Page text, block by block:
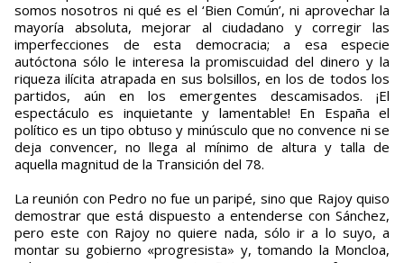
somos nosotros ni qué es el ‘Bien Común’, ni aprovechar la
mayoría absoluta, mejorar al ciudadano y corregir las
imperfecciones de esta democracia; a esa especie
autóctona sólo le interesa la promiscuidad del dinero y la
riqueza ilícita atrapada en sus bolsillos, en los de todos los
partidos, aún en los emergentes descamisados. ¡El
espectáculo es inquietante y lamentable! En España el
político es un tipo obtuso y minúsculo que no convence ni se
deja convencer, no llega al mínimo de altura y talla de
aquella magnitud de la Transición del 78.
La reunión con Pedro no fue un paripé, sino que Rajoy quiso
demostrar que está dispuesto a entenderse con Sánchez,
pero este con Rajoy no quiere nada, sólo ir a lo suyo, a
montar su gobierno «progresista» y, tomando la Moncloa,